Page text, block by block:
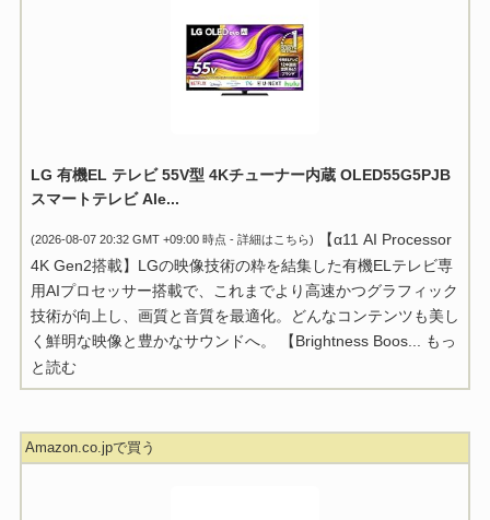
LG 有機EL テレビ 55V型 4Kチューナー内蔵 OLED55G5PJB
スマートテレビ Ale...
(2026-08-07 20:32 GMT +09:00 時点 - 詳細はこちら)
【α11 AI Processor
4K Gen2搭載】LGの映像技術の粋を結集した有機ELテレビ専
用AIプロセッサー搭載で、これまでより高速かつグラフィック
技術が向上し、画質と音質を最適化。どんなコンテンツも美し
く鮮明な映像と豊かなサウンドへ。 【Brightness Boos... もっ
と読む
Amazon.co.jpで買う